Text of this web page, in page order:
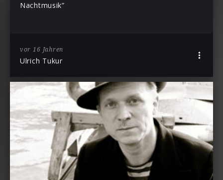
Nachtmusik”
vor 16 Jahren
Ulrich Tukur